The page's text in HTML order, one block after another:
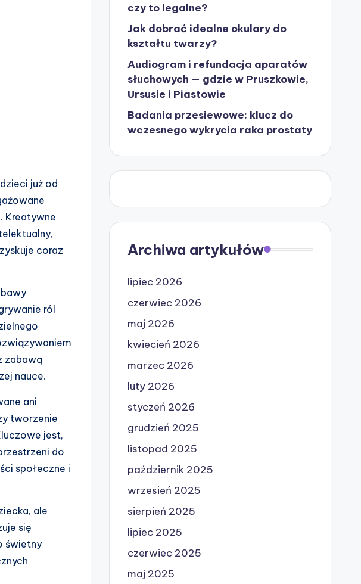
już od
Kreatywne
coraz
ról
zabawą
nauce.
ani
tworzenie
jest,
do
społeczne i
ale
się
świetny
czy to legalne?
Jak dobrać idealne okulary do
kształtu twarzy?
Audiogram i refundacja aparatów
słuchowych — gdzie w Pruszkowie,
Ursusie i Piastowie
Badania przesiewowe: klucz do
wczesnego wykrycia raka prostaty
Archiwa artykułów
lipiec 2026
czerwiec 2026
maj 2026
kwiecień 2026
marzec 2026
luty 2026
styczeń 2026
grudzień 2025
listopad 2025
październik 2025
wrzesień 2025
sierpień 2025
lipiec 2025
czerwiec 2025
maj 2025